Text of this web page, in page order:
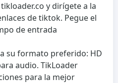
y dirígete a la
de tiktok. Pegue el
de entrada
su formato preferido: HD
audio. TikLoader
para la mejor